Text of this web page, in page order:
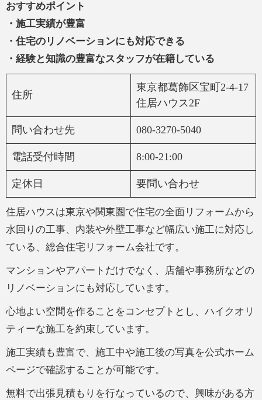
おすすめポイント
・施工実績が豊富
・住宅のリノベーションにも対応できる
・経験と知識の豊富なスタッフが在籍している
住所
東京都葛飾区宝町2-4-17
住居ハウス2F
問い合わせ先 080-3270-5040
電話受付時間 8:00-21:00
定休日 要問い合わせ
住居ハウスは東京や関東圏で住宅の全面リフォームから
水回りの工事、内装や外壁工事など幅広い施工に対応し
ている、総合住宅リフォーム会社です。
マンションやアパートだけでなく、店舗や事務所などの
リノベーションにも対応しています。
心地よい空間を作ることをコンセプトとし、ハイクオリ
ティーな施工を約束しています。
施工実績も豊富で、施工中や施工後の写真を公式ホーム
ページで確認することが可能です。
無料で出張見積もりを行なっているので、興味がある方